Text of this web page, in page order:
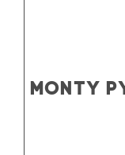
MONTY